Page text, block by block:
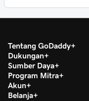
Tentang GoDaddy
Dukungan
Sumber Daya
Program Mitra
Akun
Belanja